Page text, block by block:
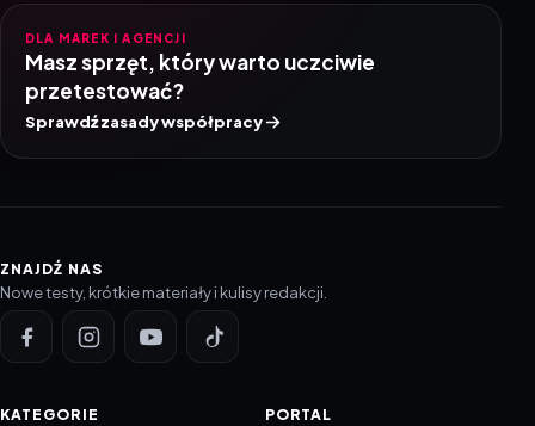
DLA MAREK I AGENCJI
Masz sprzęt, który warto uczciwie
przetestować?
Sprawdź zasady współpracy
ZNAJDŹ NAS
Nowe testy, krótkie materiały i kulisy redakcji.
KATEGORIE PORTAL